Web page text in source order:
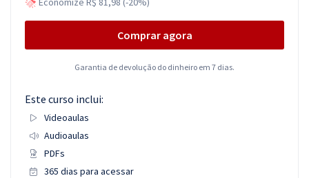
Comprar agora
Garantia de devolução do dinheiro em 7 dias.
Este curso inclui:
Videoaulas
Audioaulas
PDFs
365 dias para acessar